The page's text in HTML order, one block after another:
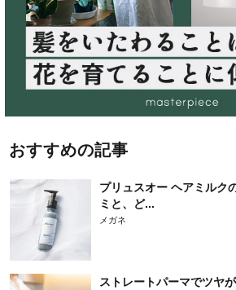
おすすめの記事
プリュスオー ヘアミルク
ミと、ど...
メガネ
ストレートパーマでツヤ